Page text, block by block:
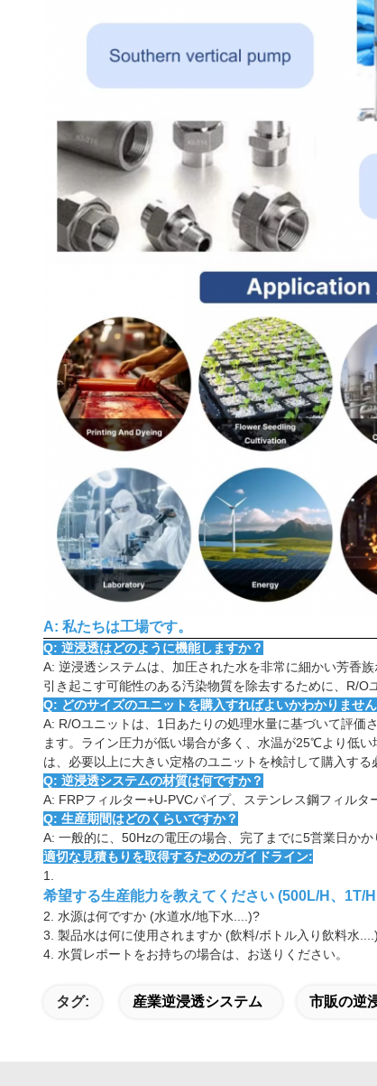
A: 私たちは工場です。
Q: 逆浸透はどのように機能しますか？
A: 逆浸透システムは、加圧された水を非常に細かい芳香
引き起こす可能性のある汚染物質を除去するために、R/
Q: どのサイズのユニットを購入すればよいかわかりませ
A: R/Oユニットは、1日あたりの処理水量に基づいて評価
ます。ライン圧力が低い場合が多く、水温が25℃より低
は、必要以上に大きい定格のユニットを検討して購入する
Q: 逆浸透システムの材質は何ですか？
A: FRPフィルター+U-PVCパイプ、ステンレス鋼フィルタ
Q: 生産期間はどのくらいですか？
A: 一般的に、50Hzの電圧の場合、完了までに5営業日か
適切な見積もりを取得するためのガイドライン:
1.
希望する生産能力を教えてください (500L/H、1T/
2. 水源は何ですか (水道水/地下水....)?
3. 製品水は何に使用されますか (飲料/ボトル入り飲料水
4. 水質レポートをお持ちの場合は、お送りください。
タグ: 産業逆浸透システム 市販の逆